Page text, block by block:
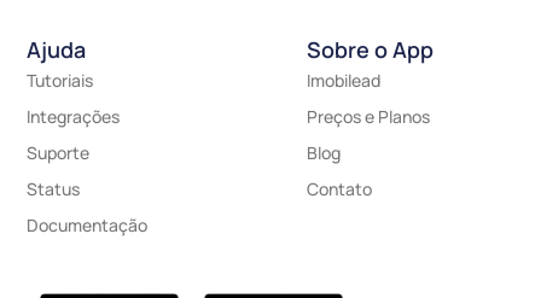
Sobre o App
Imobilead
Preços e Planos
Blog
Contato
Ajuda
Tutoriais
Integrações
Suporte
Status
Documentação